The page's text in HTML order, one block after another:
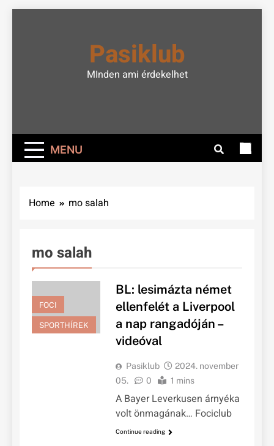
Pasiklub
MInden ami érdekelhet
MENU
Home mo salah
mo salah
FOCI
SPORTHÍREK
BL: lesimázta német
ellenfelét a Liverpool
a nap rangadóján –
videóval
Pasiklub
2024. november
05.
0 1 mins
A Bayer Leverkusen árnyéka
volt önmagának… Fociclub
Continue reading